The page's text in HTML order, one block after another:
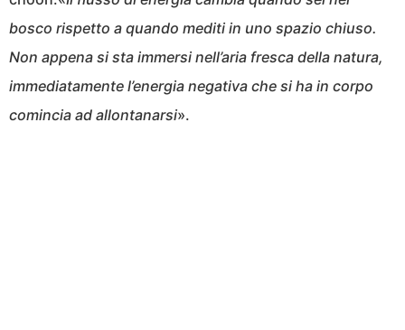
bosco rispetto a quando mediti in uno spazio chiuso.
Non appena si sta immersi nell’aria fresca della natura,
immediatamente l’energia negativa che si ha in corpo
comincia ad allontanarsi».